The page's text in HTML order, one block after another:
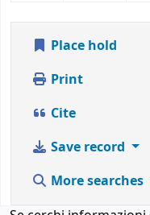
Place hold
Print
Cite
Save record
More searches